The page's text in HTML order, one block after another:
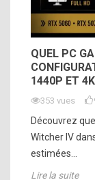
QUEL PC
1440P ET 4K
353 vues
Découvrez
Witcher IV
estimées...
Lire la suite